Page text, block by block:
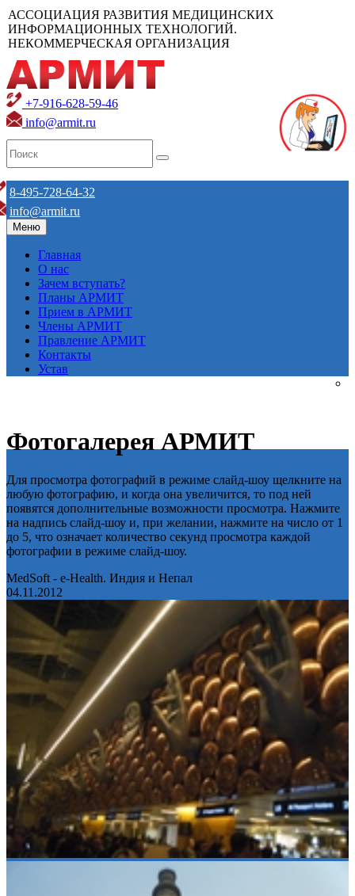
АССОЦИАЦИЯ РАЗВИТИЯ МЕДИЦИНСКИХ
ИНФОРМАЦИОННЫХ ТЕХНОЛОГИЙ.
НЕКОММЕРЧЕСКАЯ ОРГАНИЗАЦИЯ
+7-916-628-59-46
info@armit.ru
8-495-728-64-32
info@armit.ru
Меню
Главная
О нас
Зачем вступать?
Планы АРМИТ
Прием в АРМИТ
Члены АРМИТ
Правление АРМИТ
Контакты
Устав
Фотогалерея АРМИТ
Для просмотра фотографий в режиме слайд-шоу щелкните на
любую фотографию, и когда она увеличится, то под ней
появятся дополнительные возможности просмотра. Нажмите
на надпись слайд-шоу и, при желании, нажмите на число от 1
до 5, что означает количество секунд просмотра каждой
фотографии в режиме слайд-шоу.
MedSoft - e-Health. Индия и Непал
04.11.2012